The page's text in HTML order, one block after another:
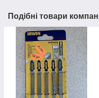
Подібні товари